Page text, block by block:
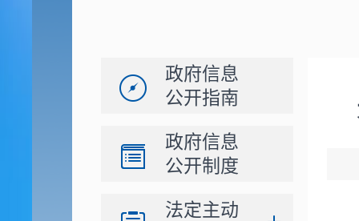
政府信息
公开指南
政府信息
公开制度
法定主动